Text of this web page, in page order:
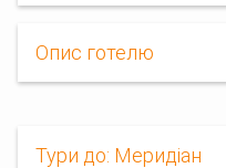
Опис готелю
Тури до: Меридіан